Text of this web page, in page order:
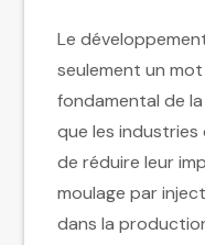
Le
seulement un
fondamental de
que les
de réduire leur
moulage par
dans la